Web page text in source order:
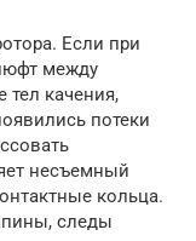
Если при
между
тел качения,
потеки
несъемный
кольца.
следы